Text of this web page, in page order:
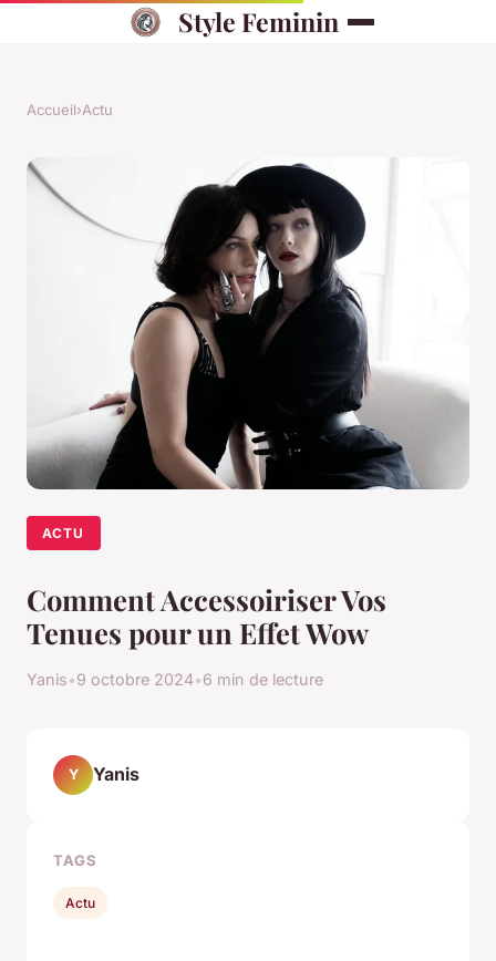
Style Feminin
Accueil›Actu
ACTU
Comment Accessoiriser Vos
Tenues pour un Effet Wow
Yanis•9 octobre 2024•6 min de lecture
Y Yanis
TAGS
Actu